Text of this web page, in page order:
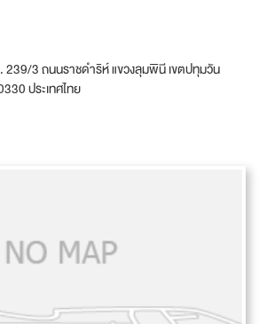
239/3 ถนนราชดำริห์ แขวงลุมพินี เขตปทุมวัน
ประเทศไทย